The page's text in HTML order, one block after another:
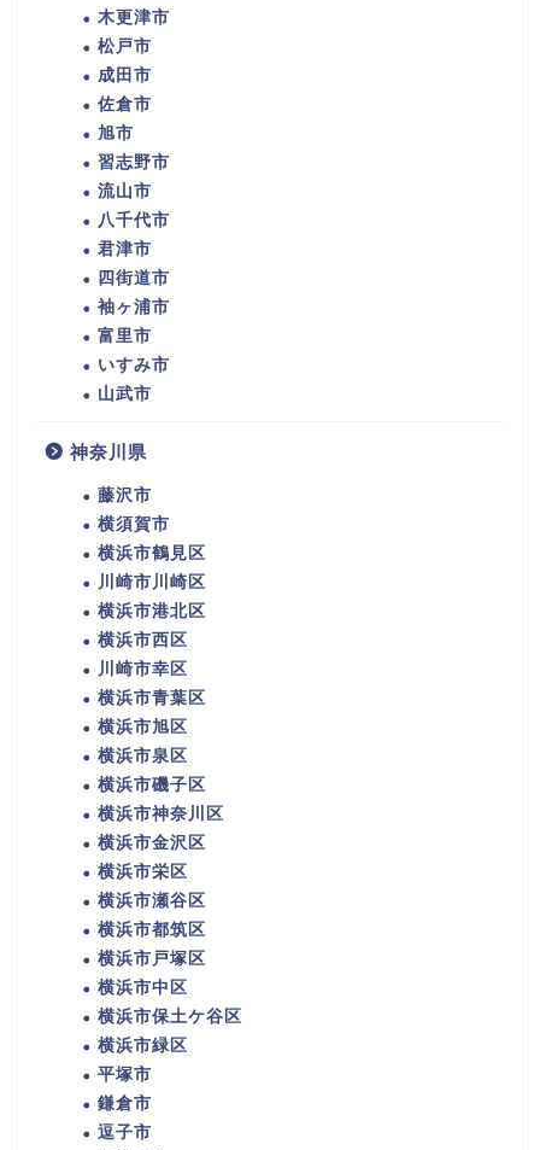
木更津市
松戸市
成田市
佐倉市
旭市
習志野市
流山市
八千代市
君津市
四街道市
袖ヶ浦市
富里市
いすみ市
山武市
神奈川県
藤沢市
横須賀市
横浜市鶴見区
川崎市川崎区
横浜市港北区
横浜市西区
川崎市幸区
横浜市青葉区
横浜市旭区
横浜市泉区
横浜市磯子区
横浜市神奈川区
横浜市金沢区
横浜市栄区
横浜市瀬谷区
横浜市都筑区
横浜市戸塚区
横浜市中区
横浜市保土ケ谷区
横浜市緑区
平塚市
鎌倉市
逗子市